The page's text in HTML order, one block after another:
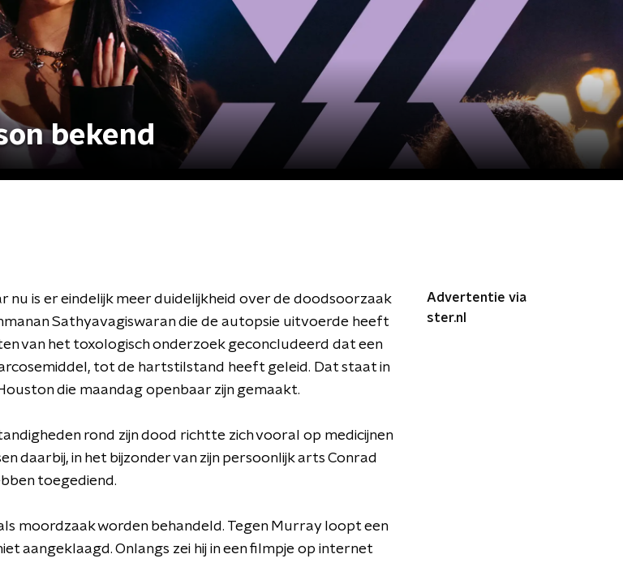
bekend
nu is er eindelijk meer duidelijkheid over de doodsoorzaak
Sathyavagiswaran die de autopsie uitvoerde heeft
van het toxologisch onderzoek geconcludeerd dat een
tot de hartstilstand heeft geleid. Dat staat in
die maandag openbaar zijn gemaakt.
rond zijn dood richtte zich vooral op medicijnen
daarbij, in het bijzonder van zijn persoonlijk arts Conrad
toegediend.
moordzaak worden behandeld. Tegen Murray loopt een
aangeklaagd. Onlangs zei hij in een filmpje op internet
Advertentie via
ster.nl